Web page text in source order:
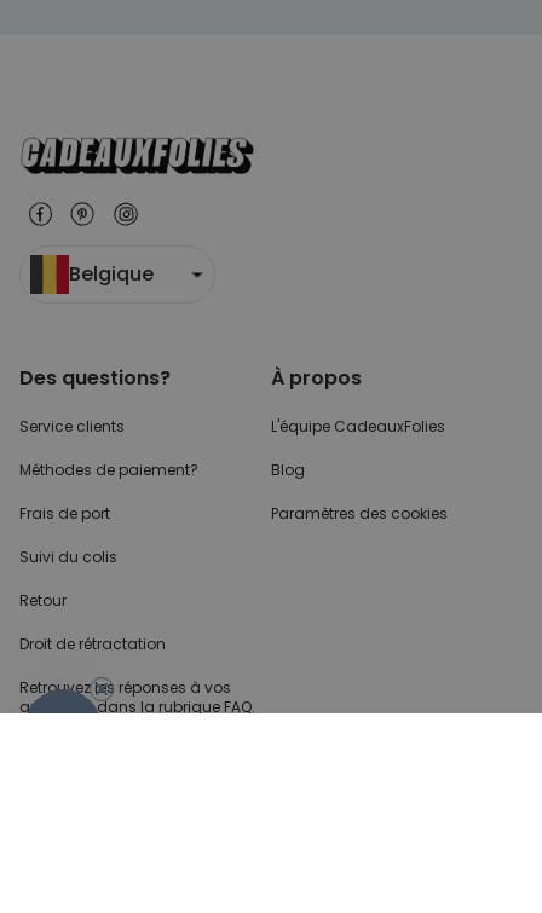
Belgique
Des questions?
Service clients
Méthodes de paiement?
Frais de port
Suivi du colis
Retour
Droit de rétractation
Retrouvez les réponses à vos
questions dans la rubrique FAQ.
À propos
L'équipe CadeauxFolies
Blog
Paramètres des cookies